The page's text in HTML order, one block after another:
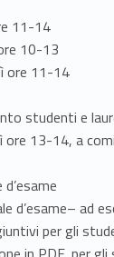
11-14
10-13
ore 11-14
studenti e
ore 13-14, a
d’esame– ad
per gli